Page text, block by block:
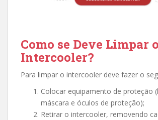
Como se Deve Limpar o
Intercooler?
Para limpar o intercooler deve fazer o
Colocar equipamento de proteção
máscara e óculos de proteção);
Retirar o intercooler, removendo